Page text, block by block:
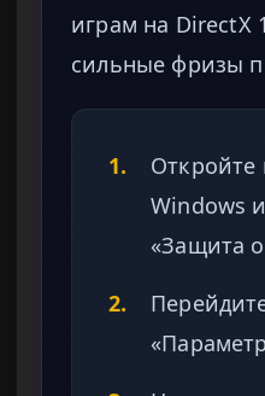
играм на DirectX
сильные фризы
1.
Откройте
Windows
«Защита
2.